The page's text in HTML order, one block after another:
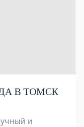
В ТОМСК
и